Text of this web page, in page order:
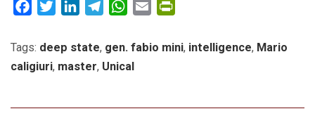
FacebookTwitterLinkedInTelegramWhatsApp
Email
Tags: deep state, gen. fabio mini, intelligence, Mario
caligiuri, master, Unical